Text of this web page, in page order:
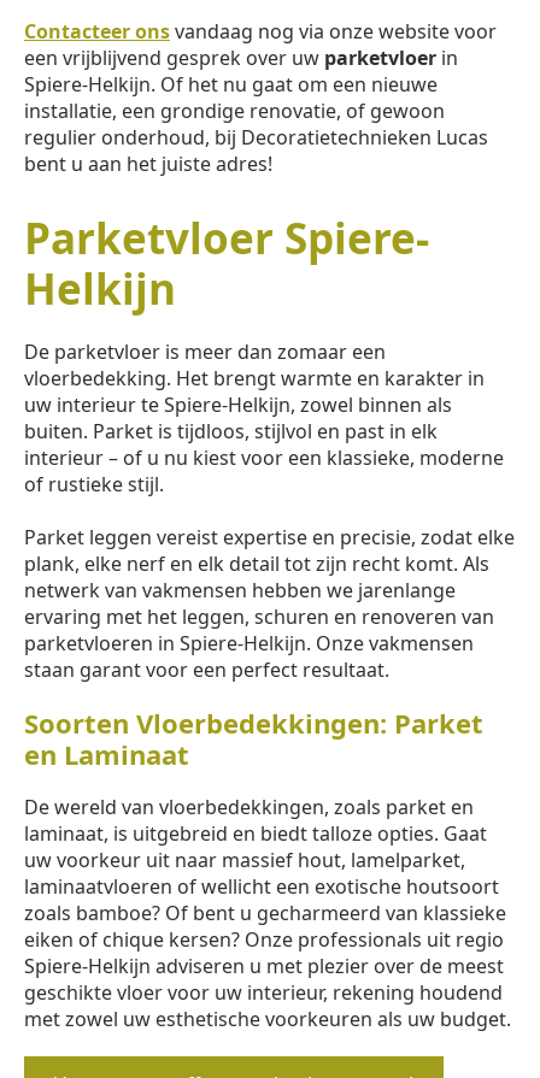
Contacteer onsvandaag nog via onze website voor
een vrijblijvend gesprek over uw parketvloer in
Spiere-Helkijn. Of het nu gaat om een nieuwe
installatie, een grondige renovatie, of gewoon
regulier onderhoud, bij Decoratietechnieken Lucas
bent u aan het juiste adres!
Parketvloer Spiere-
Helkijn
De parketvloer is meer dan zomaar een
vloerbedekking. Het brengt warmte en karakter in
uw interieur te Spiere-Helkijn, zowel binnen als
buiten. Parket is tijdloos, stijlvol en past in elk
interieur – of u nu kiest voor een klassieke, moderne
of rustieke stijl.
Parket leggen vereist expertise en precisie, zodat elke
plank, elke nerf en elk detail tot zijn recht komt. Als
netwerk van vakmensen hebben we jarenlange
ervaring met het leggen, schuren en renoveren van
parketvloeren in Spiere-Helkijn. Onze vakmensen
staan garant voor een perfect resultaat.
Soorten Vloerbedekkingen: Parket
en Laminaat
De wereld van vloerbedekkingen, zoals parket en
laminaat, is uitgebreid en biedt talloze opties. Gaat
uw voorkeur uit naar massief hout, lamelparket,
laminaatvloeren of wellicht een exotische houtsoort
zoals bamboe? Of bent u gecharmeerd van klassieke
eiken of chique kersen? Onze professionals uit regio
Spiere-Helkijn adviseren u met plezier over de meest
geschikte vloer voor uw interieur, rekening houdend
met zowel uw esthetische voorkeuren als uw budget.